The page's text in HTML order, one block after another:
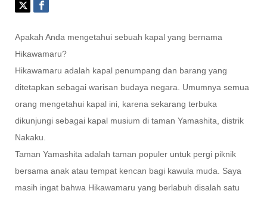
Apakah Anda mengetahui sebuah kapal yang bernama
Hikawamaru?
Hikawamaru adalah kapal penumpang dan barang yang
ditetapkan sebagai warisan budaya negara. Umumnya semua
orang mengetahui kapal ini, karena sekarang terbuka
dikunjungi sebagai kapal musium di taman Yamashita, distrik
Nakaku.
Taman Yamashita adalah taman populer untuk pergi piknik
bersama anak atau tempat kencan bagi kawula muda. Saya
masih ingat bahwa Hikawamaru yang berlabuh disalah satu